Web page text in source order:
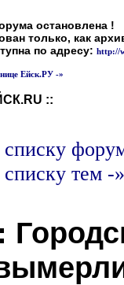
остановлена !
только, как
по адресу: http://
Ейск.РУ -»
::
списку
списку тем -»